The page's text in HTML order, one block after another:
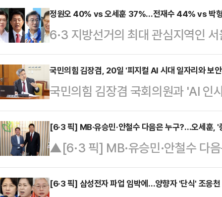
정원오 40% vs 오세훈 37%…전재수 44% vs 박
6·3 지방선거의 최대 관심지역인
당과 국민의힘 후보가 초접전을 벌
다.여론조사 기관 메트릭스가 조선
권자 800명을 대상으로 무선
결과, 서울시장 후보 지지도는 정
후보가 37%를 기록했다. 정원오
3%p로, 오차범위(±3.5%p) 내다.
후보 44%, 박…
국민의힘 김장겸, 20일 '피지컬 AI 시대 일자리와 보
국민의힘 김장겸 국회의원과 'AI
는 20일 오전 국회의원회관에서 ‘
9차 포럼을 공동주최한다.19일 김
영정보학회, 연세대 바른ICT연구
사이트 포럼이 주관한다.​AI가 온라
교통·국방 등 물리적 세계로 확장
[6·3 픽] MB·유승민·안철수 다음은 누구?…오세훈,
▲[6·3 픽] MB·유승민·안철수 다
노림수는오세훈 국민의힘 서울시장
확장하는 이유에 대해 관심이 쏠리
[6·3 픽] 삼성전자 파업 임박에…양향자 '단식' 조응